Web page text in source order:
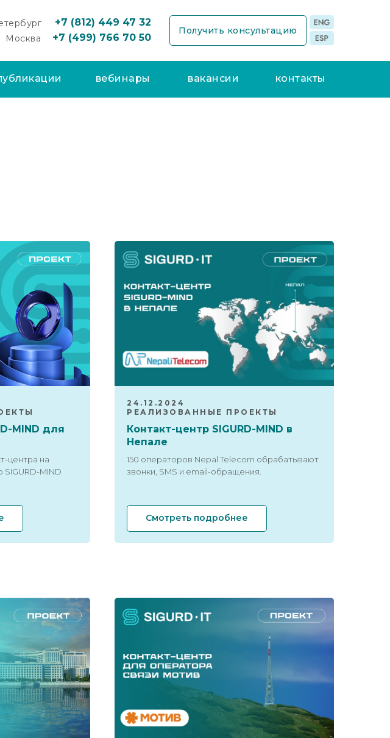
+7 (812) 449 47 32
+7 (499) 766 70 50
Получить консультацию
Москва
вебинары вакансии контакты
MIND для
центра на
MIND
24.12.2024
РЕАЛИЗОВАННЫЕ ПРОЕКТЫ
Контакт-центр SIGURD-MIND в
Непале
150 операторов Nepal Telecom обрабатывают
звонки, SMS и email-обращения.
Смотреть подробнее